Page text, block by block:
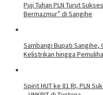
Puji Tuhan PLN Turut
Bermazmur” di Sangihe
Sambangi Bupati Sangihe,
Kelistrikan hingga
Spirit HUT ke 81 RI, PLN